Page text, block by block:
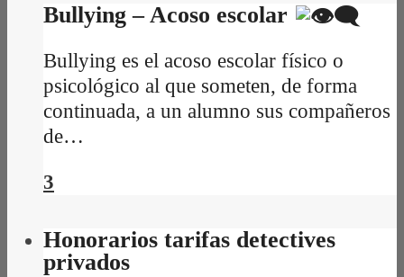
Bullying – Acoso escolar
Bullying es el acoso escolar físico o
psicológico al que someten, de forma
continuada, a un alumno sus compañeros
de…
3
Honorarios tarifas detectives
privados